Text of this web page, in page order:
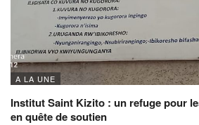
A LA UNE
Institut Saint Kizito : un refuge pour
en quête de soutien